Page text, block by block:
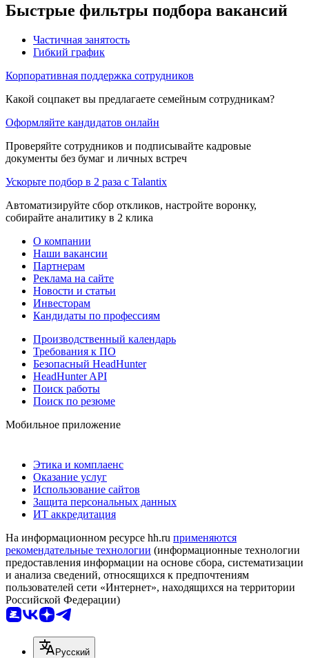
Быстрые фильтры подбора вакансий
Частичная занятость
Гибкий график
Корпоративная поддержка сотрудников
Какой соцпакет вы предлагаете семейным сотрудникам?
Оформляйте кандидатов онлайн
Проверяйте сотрудников и подписывайте кадровые
документы без бумаг и личных встреч
Ускорьте подбор в 2 раза с Talantix
Автоматизируйте сбор откликов, настройте воронку,
собирайте аналитику в 2 клика
О компании
Наши вакансии
Партнерам
Реклама на сайте
Новости и статьи
Инвесторам
Кандидаты по профессиям
Производственный календарь
Требования к ПО
Безопасный HeadHunter
HeadHunter API
Поиск работы
Поиск по резюме
Мобильное приложение
Этика и комплаенс
Оказание услуг
Использование сайтов
Защита персональных данных
ИТ аккредитация
На информационном ресурсе hh.ru применяются
рекомендательные технологии (информационные технологии
предоставления информации на основе сбора, систематизации
и анализа сведений, относящихся к предпочтениям
пользователей сети «Интернет», находящихся на территории
Российской Федерации)
Русский